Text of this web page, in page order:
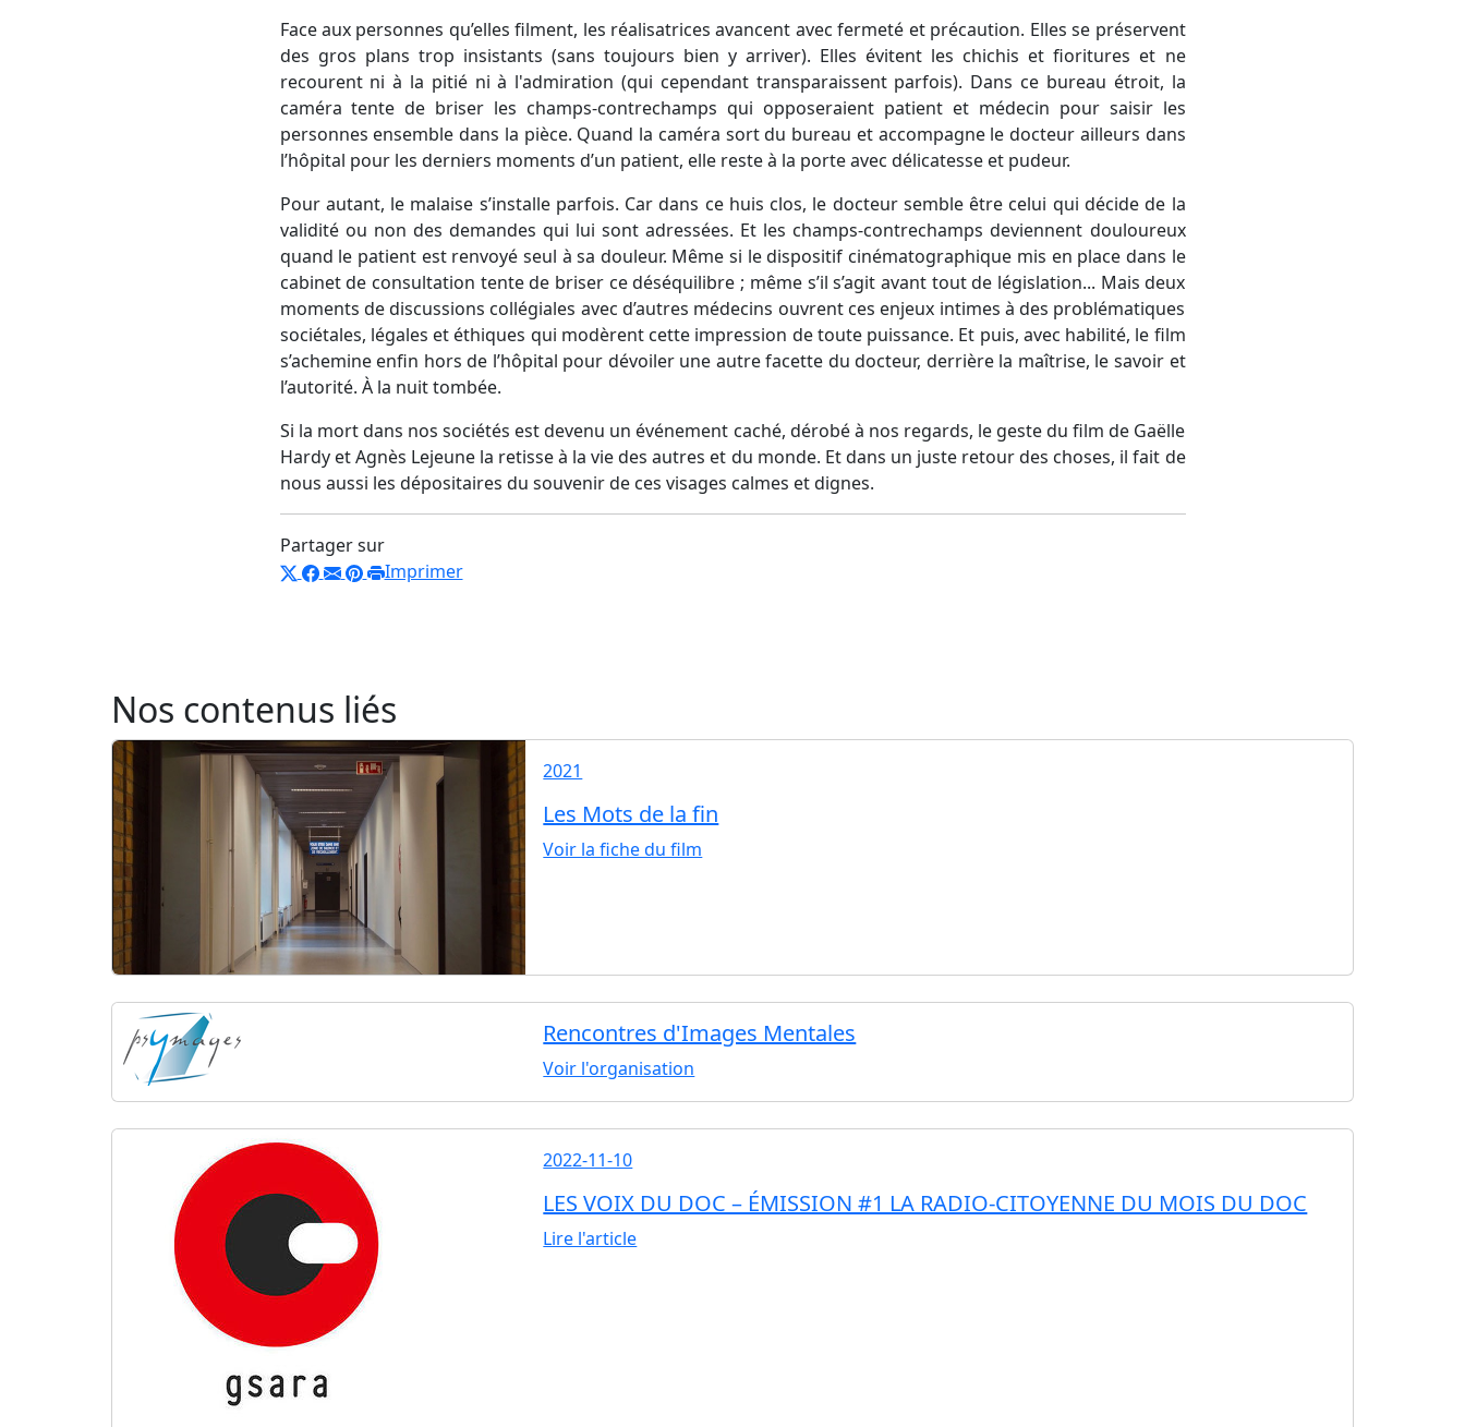
Face aux personnes qu’elles filment, les réalisatrices avancent avec fermeté et précaution. Elles se préservent
des gros plans trop insistants (sans toujours bien y arriver). Elles évitent les chichis et fioritures et ne
recourent ni à la pitié ni à l'admiration (qui cependant transparaissent parfois). Dans ce bureau étroit, la
caméra tente de briser les champs-contrechamps qui opposeraient patient et médecin pour saisir les
personnes ensemble dans la pièce. Quand la caméra sort du bureau et accompagne le docteur ailleurs dans
l’hôpital pour les derniers moments d’un patient, elle reste à la porte avec délicatesse et pudeur.
Pour autant, le malaise s’installe parfois. Car dans ce huis clos, le docteur semble être celui qui décide de la
validité ou non des demandes qui lui sont adressées. Et les champs-contrechamps deviennent douloureux
quand le patient est renvoyé seul à sa douleur. Même si le dispositif cinématographique mis en place dans le
cabinet de consultation tente de briser ce déséquilibre ; même s’il s’agit avant tout de législation... Mais deux
moments de discussions collégiales avec d’autres médecins ouvrent ces enjeux intimes à des problématiques
sociétales, légales et éthiques qui modèrent cette impression de toute puissance. Et puis, avec habilité, le film
s’achemine enfin hors de l’hôpital pour dévoiler une autre facette du docteur, derrière la maîtrise, le savoir et
l’autorité. À la nuit tombée.
Si la mort dans nos sociétés est devenu un événement caché, dérobé à nos regards, le geste du film de Gaëlle
Hardy et Agnès Lejeune la retisse à la vie des autres et du monde. Et dans un juste retour des choses, il fait de
nous aussi les dépositaires du souvenir de ces visages calmes et dignes.
Partager sur
Imprimer
Nos contenus liés
2021
Les Mots de la fin
Voir la fiche du film
Rencontres d'Images Mentales
Voir l'organisation
2022-11-10
LES VOIX DU DOC – ÉMISSION #1 LA RADIO-CITOYENNE DU MOIS DU DOC
Lire l'article